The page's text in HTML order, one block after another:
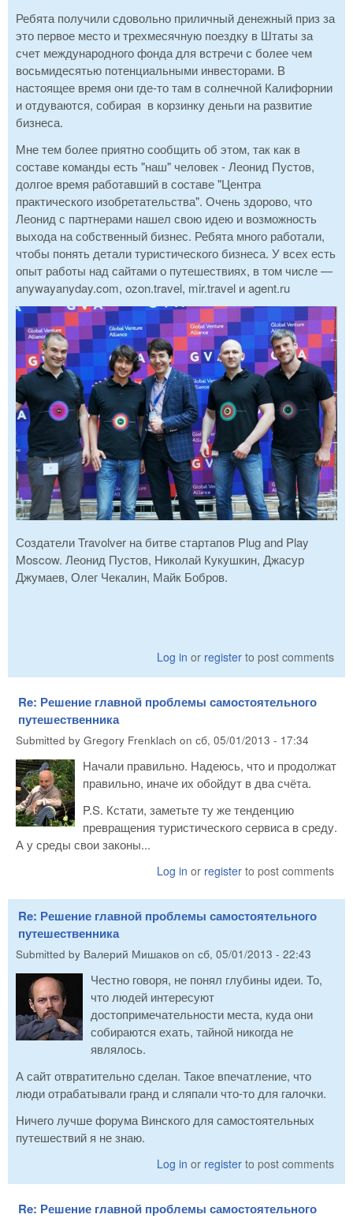
Ребята получили сдовольно приличный денежный приз за
это первое место и трехмесячную поездку в Штаты за
счет международного фонда для встречи с более чем
восьмидесятью потенциальными инвесторами. В
настоящее время они где-то там в солнечной Калифорнии
и отдуваются, собирая в корзинку деньги на развитие
бизнеса.
Мне тем более приятно сообщить об этом, так как в
составе команды есть "наш" человек - Леонид Пустов,
долгое время работавший в составе "Центра
практического изобретательства". Очень здорово, что
Леонид с партнерами нашел свою идею и возможность
выхода на собственный бизнес. Ребята много работали,
чтобы понять детали туристического бизнеса. У всех есть
опыт работы над сайтами о путешествиях, в том числе —
anywayanyday.com, ozon.travel, mir.travel и agent.ru
Создатели Travolver на битве стартапов Plug and Play
Moscow. Леонид Пустов, Николай Кукушкин, Джасур
Джумаев, Олег Чекалин, Майк Бобров.
Log in or register to post comments
Re: Решение главной проблемы самостоятельного
путешественника
Submitted by Gregory Frenklach on сб, 05/01/2013 - 17:34
Начали правильно. Надеюсь, что и продолжат
правильно, иначе их обойдут в два счёта.
P.S. Кстати, заметьте ту же тенденцию
превращения туристического сервиса в среду.
А у среды свои законы...
Log in or register to post comments
Re: Решение главной проблемы самостоятельного
путешественника
Submitted by Валерий Мишаков on сб, 05/01/2013 - 22:43
Честно говоря, не понял глубины идеи. То,
что людей интересуют
достопримечательности места, куда они
собираются ехать, тайной никогда не
являлось.
А сайт отвратительно сделан. Такое впечатление, что
люди отрабатывали гранд и сляпали что-то для галочки.
Ничего лучше форума Винского для самостоятельных
путешествий я не знаю.
Log in or register to post comments
Re: Решение главной проблемы самостоятельного